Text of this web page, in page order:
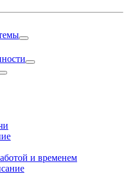
и временем